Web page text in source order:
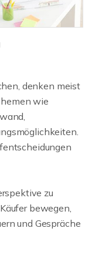
denken meist
wie
zu
bewegen,
und Gespräche